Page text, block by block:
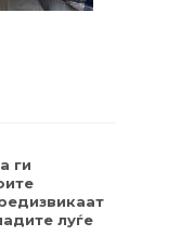
ги
луѓе